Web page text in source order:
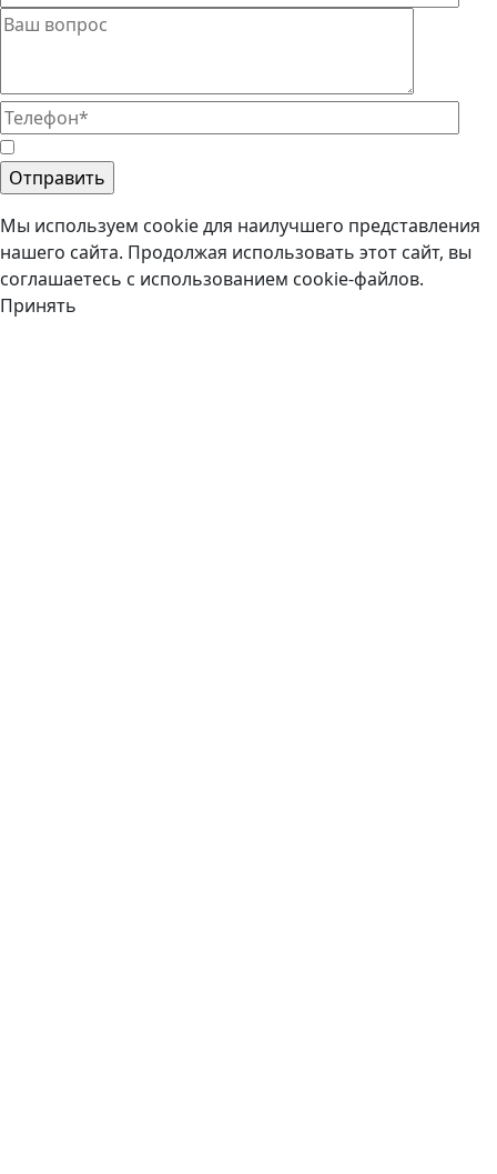
Мы используем cookie для наилучшего представления
нашего сайта. Продолжая использовать этот сайт, вы
соглашаетесь с использованием cookie-файлов.
Принять